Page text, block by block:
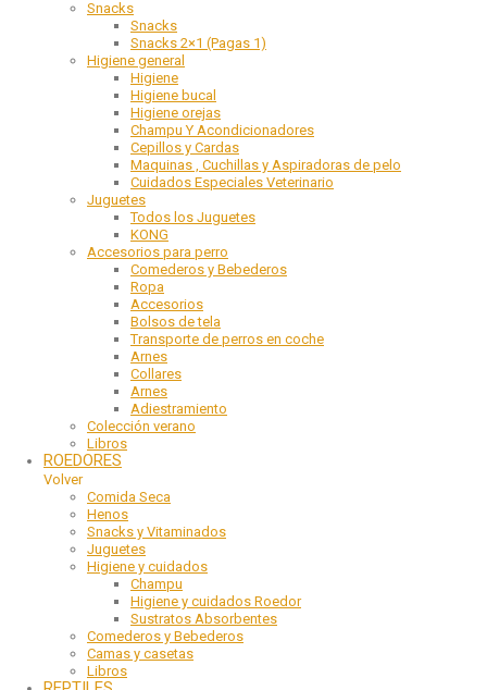
Snacks
Snacks
Snacks 2×1 (Pagas 1)
Higiene general
Higiene
Higiene bucal
Higiene orejas
Champu Y Acondicionadores
Cepillos y Cardas
Maquinas , Cuchillas y Aspiradoras de pelo
Cuidados Especiales Veterinario
Juguetes
Todos los Juguetes
KONG
Accesorios para perro
Comederos y Bebederos
Ropa
Accesorios
Bolsos de tela
Transporte de perros en coche
Arnes
Collares
Arnes
Adiestramiento
Colección verano
Libros
ROEDORES
Volver
Comida Seca
Henos
Snacks y Vitaminados
Juguetes
Higiene y cuidados
Champu
Higiene y cuidados Roedor
Sustratos Absorbentes
Comederos y Bebederos
Camas y casetas
Libros